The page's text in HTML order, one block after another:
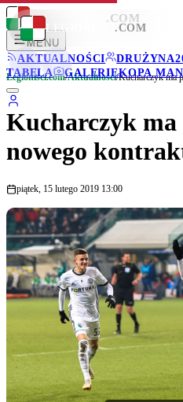
LEGIONISCI .COM
MENU
AKTUALNOŚCI
DRUŻYNA
TABELA
GALERIEKOPA
LEGIONISCI .COM
Legionisci.com/Aktualności/Kucharczyk ma
Kucharczyk ma
nowego
piątek, 15 lutego 2019 13:00